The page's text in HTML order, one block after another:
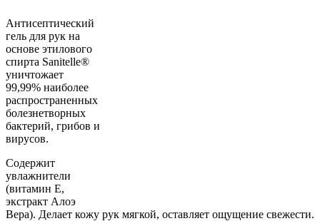
Антисептический
гель для рук на
основе этилового
спирта Sanitelle®
уничтожает
99,99% наиболее
распространенных
болезнетворных
бактерий, грибов и
вирусов.
Содержит
увлажнители
(витамин Е,
экстракт Алоэ
Вера). Делает кожу рук мягкой, оставляет ощущение свежести.